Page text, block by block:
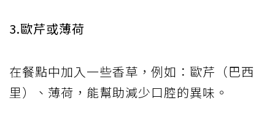
3.歐芹或薄荷
在餐點中加入一些香草，例如：歐芹（巴西
里）、薄荷，能幫助減少口腔的異味。